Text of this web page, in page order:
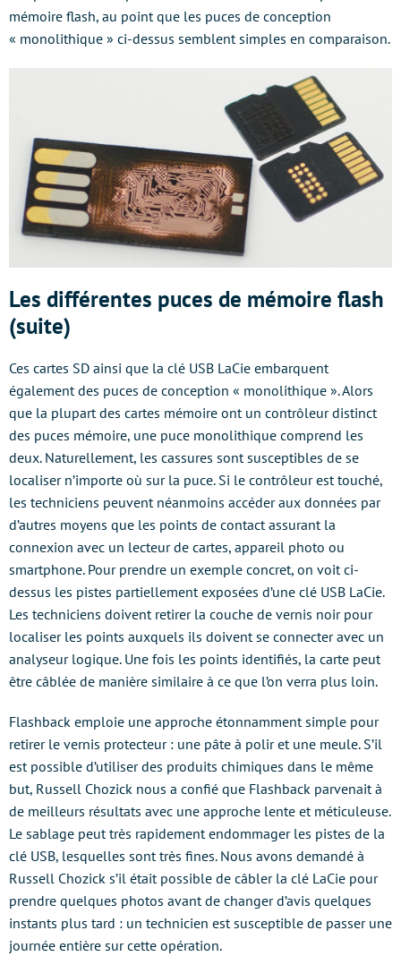
mémoire flash, au point que les puces de conception
« monolithique » ci-dessus semblent simples en comparaison.
Les différentes puces de mémoire flash
(suite)
Ces cartes SD ainsi que la clé USB LaCie embarquent
également des puces de conception « monolithique ». Alors
que la plupart des cartes mémoire ont un contrôleur distinct
des puces mémoire, une puce monolithique comprend les
deux. Naturellement, les cassures sont susceptibles de se
localiser n’importe où sur la puce. Si le contrôleur est touché,
les techniciens peuvent néanmoins accéder aux données par
d’autres moyens que les points de contact assurant la
connexion avec un lecteur de cartes, appareil photo ou
smartphone. Pour prendre un exemple concret, on voit ci-
dessus les pistes partiellement exposées d’une clé USB LaCie.
Les techniciens doivent retirer la couche de vernis noir pour
localiser les points auxquels ils doivent se connecter avec un
analyseur logique. Une fois les points identifiés, la carte peut
être câblée de manière similaire à ce que l’on verra plus loin.
Flashback emploie une approche étonnamment simple pour
retirer le vernis protecteur : une pâte à polir et une meule. S’il
est possible d’utiliser des produits chimiques dans le même
but, Russell Chozick nous a confié que Flashback parvenait à
de meilleurs résultats avec une approche lente et méticuleuse.
Le sablage peut très rapidement endommager les pistes de la
clé USB, lesquelles sont très fines. Nous avons demandé à
Russell Chozick s’il était possible de câbler la clé LaCie pour
prendre quelques photos avant de changer d’avis quelques
instants plus tard : un technicien est susceptible de passer une
journée entière sur cette opération.